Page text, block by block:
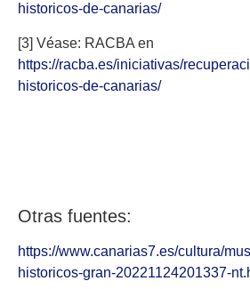
historicos-de-canarias/
[3] Véase: RACBA en
https://racba.es/iniciativas/
historicos-de-canarias/
Otras fuentes:
https://www.canarias7.es/cultura/
historicos-gran-20221124201337-